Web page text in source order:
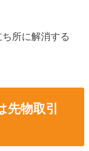
所に解消する
物取引